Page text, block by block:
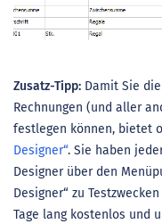
Zusatz-Tipp: Damit Sie
Rechnungen (und aller
festlegen können, bietet
Designer“. Sie haben
Designer über den
Designer“ zu
Tage lang kostenlos und